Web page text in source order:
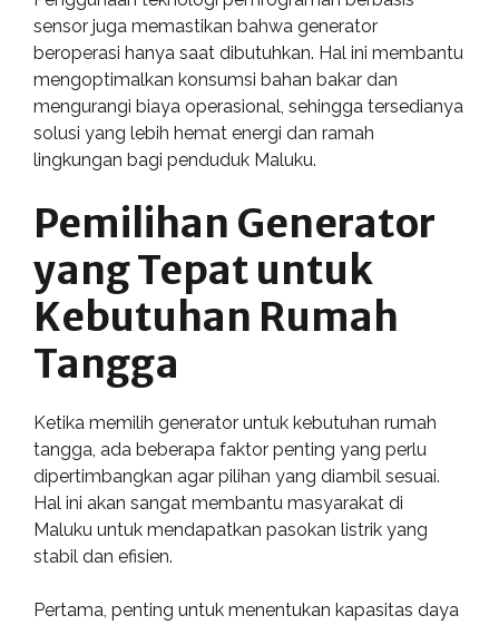
sensor juga memastikan bahwa generator
beroperasi hanya saat dibutuhkan. Hal ini membantu
mengoptimalkan konsumsi bahan bakar dan
mengurangi biaya operasional, sehingga tersedianya
solusi yang lebih hemat energi dan ramah
lingkungan bagi penduduk Maluku.
Pemilihan Generator
yang Tepat untuk
Kebutuhan Rumah
Tangga
Ketika memilih generator untuk kebutuhan rumah
tangga, ada beberapa faktor penting yang perlu
dipertimbangkan agar pilihan yang diambil sesuai.
Hal ini akan sangat membantu masyarakat di
Maluku untuk mendapatkan pasokan listrik yang
stabil dan efisien.
Pertama, penting untuk menentukan kapasitas daya